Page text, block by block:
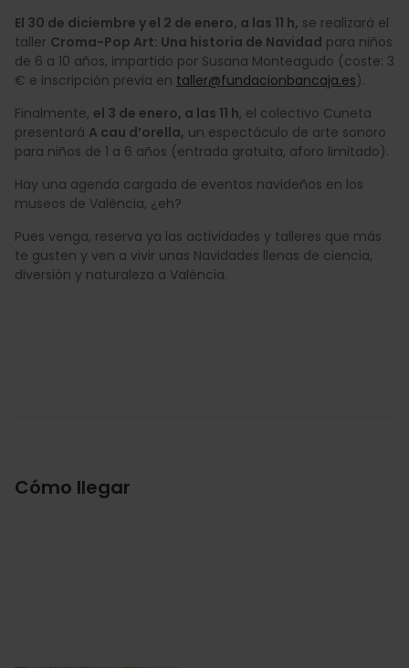
El 30 de diciembre y el 2 de enero, a las 11 h, se realizará el
taller Croma-Pop Art: Una historia de Navidad para niños
de 6 a 10 años, impartido por Susana Monteagudo (coste: 3
€ e inscripción previa en taller@fundacionbancaja.es).
Finalmente, el 3 de enero, a las 11 h, el colectivo Cuneta
presentará A cau d’orella, un espectáculo de arte sonoro
para niños de 1 a 6 años (entrada gratuita, aforo limitado).
Hay una agenda cargada de eventos navideños en los
museos de València, ¿eh?
Pues venga, reserva ya las actividades y talleres que más
te gusten y ven a vivir unas Navidades llenas de ciencia,
diversión y naturaleza a València.
Cómo llegar